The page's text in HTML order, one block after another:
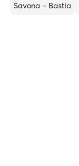
Savona – Bastia